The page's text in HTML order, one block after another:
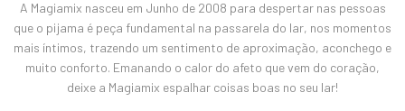
A Magiamix nasceu em Junho de 2008 para despertar nas pessoas
que o pijama é peça fundamental na passarela do lar, nos momentos
mais íntimos, trazendo um sentimento de aproximação, aconchego e
muito conforto. Emanando o calor do afeto que vem do coração,
deixe a Magiamix espalhar coisas boas no seu lar!